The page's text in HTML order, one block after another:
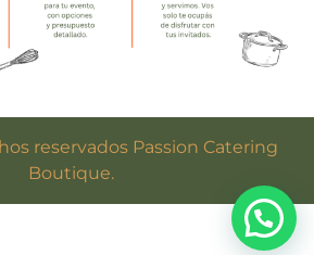
reservados Passion Catering
Boutique.